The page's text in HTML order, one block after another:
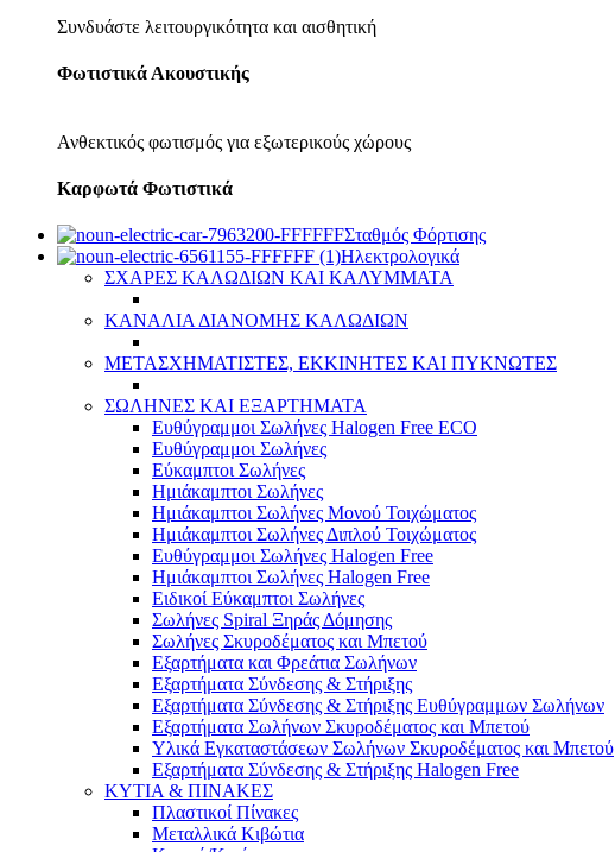
Συνδυάστε λειτουργικότητα και αισθητική
Φωτιστικά Ακουστικής
Ανθεκτικός φωτισμός για εξωτερικούς χώρους
Καρφωτά Φωτιστικά
Σταθμός Φόρτισης
Ηλεκτρολογικά
ΣΧΑΡΕΣ ΚΑΛΩΔΙΩΝ ΚΑΙ ΚΑΛΥΜΜΑΤΑ
ΚΑΝΑΛΙΑ ΔΙΑΝΟΜΗΣ ΚΑΛΩΔΙΩΝ
ΜΕΤΑΣΧΗΜΑΤΙΣΤΕΣ, ΕΚΚΙΝΗΤΕΣ ΚΑΙ ΠΥΚΝΩΤΕΣ
ΣΩΛΗΝΕΣ ΚΑΙ ΕΞΑΡΤΗΜΑΤΑ
Ευθύγραμμοι Σωλήνες Halogen Free ECO
Ευθύγραμμοι Σωλήνες
Εύκαμπτοι Σωλήνες
Ημιάκαμπτοι Σωλήνες
Ημιάκαμπτοι Σωλήνες Μονού Τοιχώματος
Ημιάκαμπτοι Σωλήνες Διπλού Τοιχώματος
Ευθύγραμμοι Σωλήνες Halogen Free
Ημιάκαμπτοι Σωλήνες Halogen Free
Ειδικοί Εύκαμπτοι Σωλήνες
Σωλήνες Spiral Ξηράς Δόμησης
Σωλήνες Σκυροδέματος και Μπετού
Εξαρτήματα και Φρεάτια Σωλήνων
Εξαρτήματα Σύνδεσης & Στήριξης
Εξαρτήματα Σύνδεσης & Στήριξης Ευθύγραμμων Σωλήνων
Εξαρτήματα Σωλήνων Σκυροδέματος και Μπετού
Υλικά Εγκαταστάσεων Σωλήνων Σκυροδέματος και Μπετού
Εξαρτήματα Σύνδεσης & Στήριξης Halogen Free
ΚΥΤΙΑ & ΠΙΝΑΚΕΣ
Πλαστικοί Πίνακες
Μεταλλικά Κιβώτια